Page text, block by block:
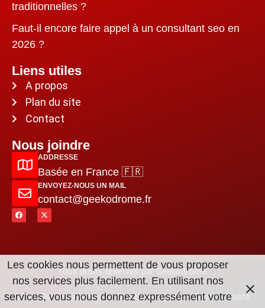
traditionnelles ?
Faut-il encore faire appel à un consultant seo en
2026 ?
Liens utiles
A propos
Plan du site
Contact
Nous joindre
ADDRESSE
Basée en France 🇫🇷
ENVOYEZ-NOUS UN MAIL
contact@geekodrome.fr
Tous droits réservés par Geekodrome.
CGV–Remboursement–Mentions légales–Confidentialité
Les cookies nous permettent de vous proposer
nos services plus facilement. En utilisant nos
services, vous nous donnez expressément votre